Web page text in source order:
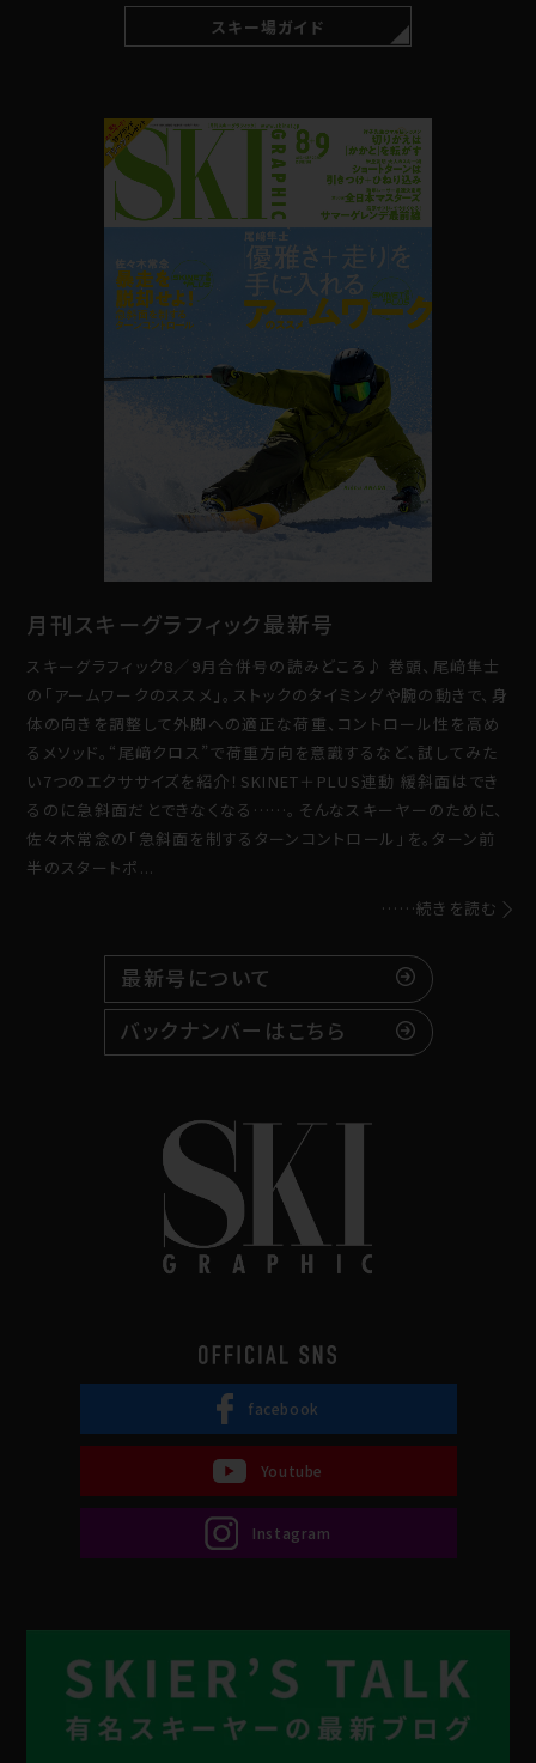
スキー場ガイド
月刊スキーグラフィック最新号
スキーグラフィック8／9月合併号の読みどころ♪ 巻頭、尾﨑隼士
の「アームワークのススメ」。ストックのタイミングや腕の動きで、身
体の向きを調整して外脚への適正な荷重、コントロール性を高め
るメソッド。“尾﨑クロス”で荷重方向を意識するなど、試してみた
い7つのエクササイズを紹介！SKINET＋PLUS連動 緩斜面はでき
るのに急斜面だとできなくなる……。そんなスキーヤーのために、
佐々木常念の「急斜面を制するターンコントロール」を。ターン前
半のスタートポ...
……続きを読む
最新号について
バックナンバーはこちら
facebook
Youtube
Instagram